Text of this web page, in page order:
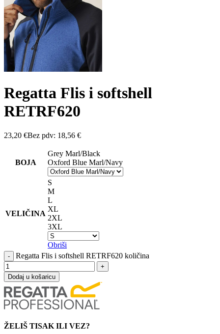
Regatta Flis i softshell
RETRF620
23,20 €Bez pdv: 18,56 €
BOJA
Grey Marl/Black
Oxford Blue Marl/Navy
VELIČINA
S
M
L
XL
2XL
3XL
Obriši
Regatta Flis i softshell RETRF620 količina
Dodaj u košaricu
ŽELIŠ TISAK ILI VEZ?